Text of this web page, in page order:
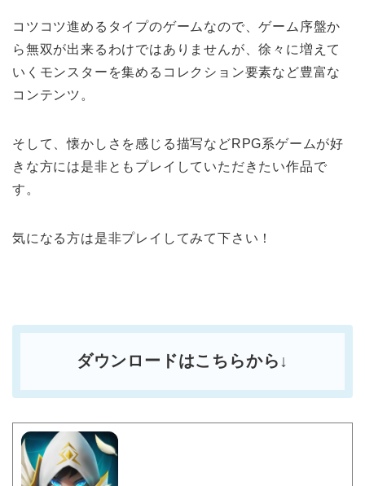
コツコツ進めるタイプのゲームなので、ゲーム序盤か
ら無双が出来るわけではありませんが、徐々に増えて
いくモンスターを集めるコレクション要素など豊富な
コンテンツ。
そして、懐かしさを感じる描写などRPG系ゲームが好
きな方には是非ともプレイしていただきたい作品で
す。
気になる方は是非プレイしてみて下さい！
ダウンロードはこちらから↓